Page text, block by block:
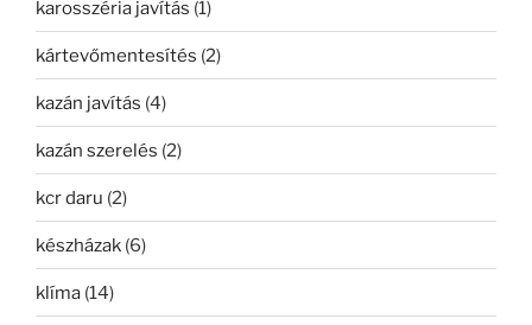
karosszéria javítás (1)
kártevőmentesítés (2)
kazán javítás (4)
kazán szerelés (2)
kcr daru (2)
készházak (6)
klíma (14)